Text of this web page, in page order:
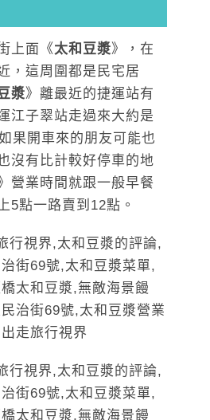
上面《太和豆漿》，在
，這周圍都是民宅居
漿》離最近的捷運站有
江子翠站走過來大約是
果開車來的朋友可能也
沒有比計較好停車的地
營業時間就跟一般早餐
5點一路賣到12點。